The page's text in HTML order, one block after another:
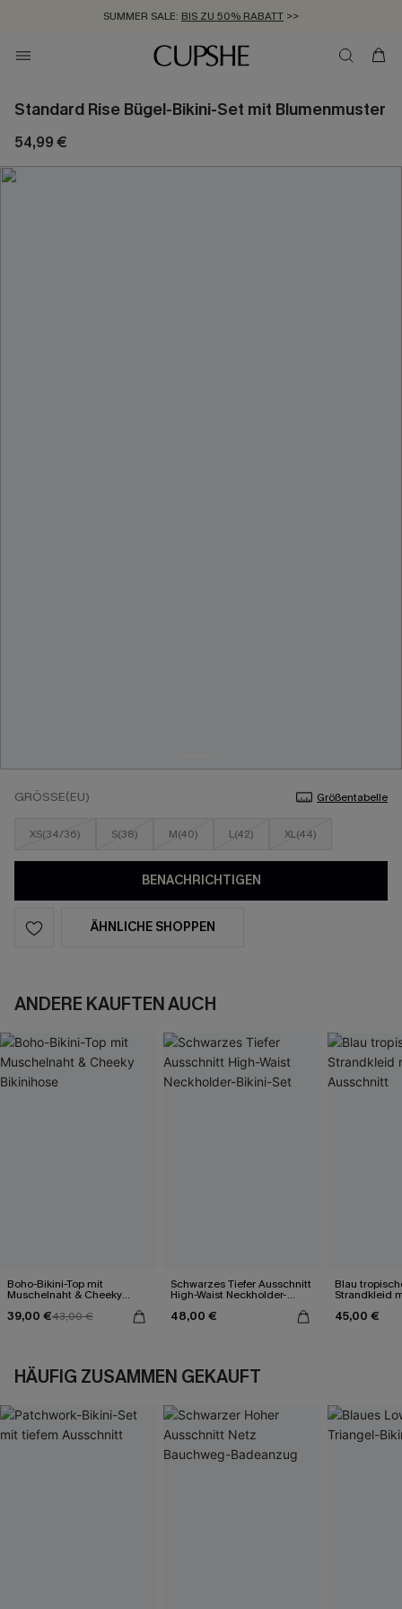
SUMMER SALE: BIS ZU 50% RABATT >>
ZUM NEWSLETTER:BIS ZU -20% EXTRA ERHALTEN
KOSTENLOSER VERSAND AB 89 €
Standard Rise Bügel-Bikini-Set mit Blumenmuster
54,99 €
GRÖSSE(EU) Größentabelle
XS(34/36) S(38) M(40) L(42) XL(44)
BENACHRICHTIGEN
ÄHNLICHE SHOPPEN
ANDERE KAUFTEN AUCH
Boho-Bikini-Top mit
Muschelnaht & Cheeky
39,00 €43,00 €
Schwarzes Tiefer Ausschnitt
High-Waist Neckholder-
Bikini-Set
48,00 €
Blau
Strandkleid
45,00 €
HÄUFIG ZUSAMMEN GEKAUFT